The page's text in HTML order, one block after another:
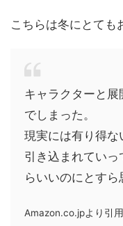
こちらは冬にとても
キャラクターと
でしまった。
現実には有り得
引き込まれてい
らいいのにとすら
Amazon.co.jpより引用